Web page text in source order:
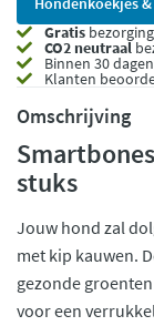
Gratis
CO2 neutraal
Binnen 30
Klanten
Omschrijving
stuks
Jouw hond zal
met kip kauwen.
gezonde
voor een